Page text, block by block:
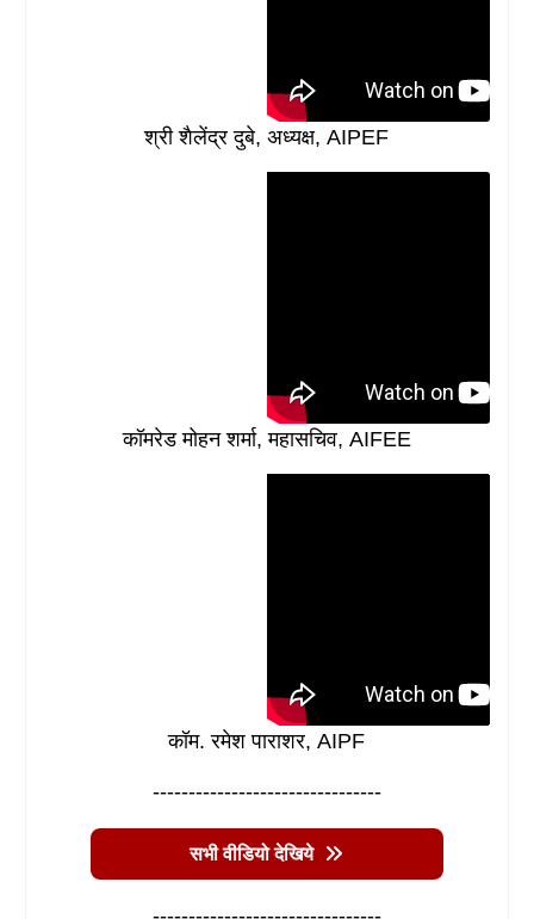
श्री शैलेंद्र दुबे, अध्यक्ष, AIPEF
कॉमरेड मोहन शर्मा, महासचिव, AIFEE
कॉम. रमेश पाराशर, AIPF
--------------------------------
सभी वीडियो देखिये